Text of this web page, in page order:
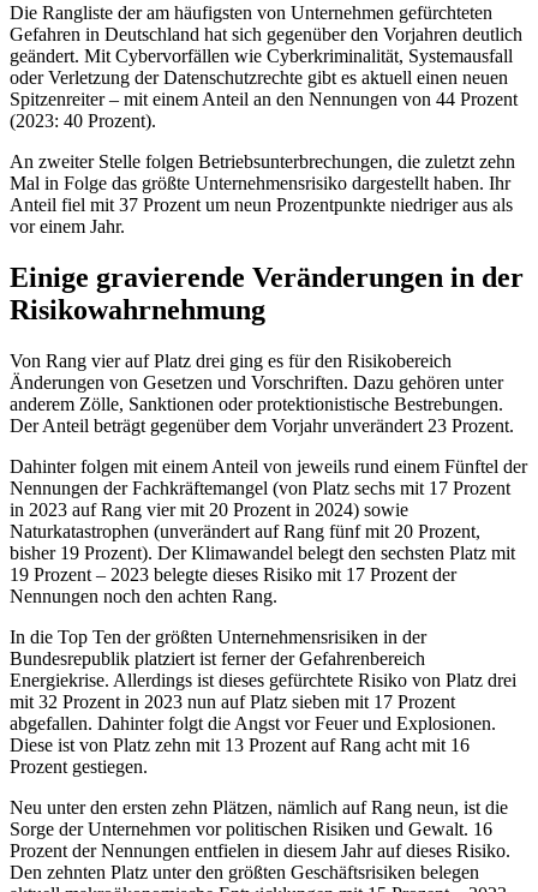
Die Rangliste der am häufigsten von Unternehmen gefürchteten
Gefahren in Deutschland hat sich gegenüber den Vorjahren deutlich
geändert. Mit Cybervorfällen wie Cyberkriminalität, Systemausfall
oder Verletzung der Datenschutzrechte gibt es aktuell einen neuen
Spitzenreiter – mit einem Anteil an den Nennungen von 44 Prozent
(2023: 40 Prozent).
An zweiter Stelle folgen Betriebsunterbrechungen, die zuletzt zehn
Mal in Folge das größte Unternehmensrisiko dargestellt haben. Ihr
Anteil fiel mit 37 Prozent um neun Prozentpunkte niedriger aus als
vor einem Jahr.
Einige gravierende Veränderungen in der
Risikowahrnehmung
Von Rang vier auf Platz drei ging es für den Risikobereich
Änderungen von Gesetzen und Vorschriften. Dazu gehören unter
anderem Zölle, Sanktionen oder protektionistische Bestrebungen.
Der Anteil beträgt gegenüber dem Vorjahr unverändert 23 Prozent.
Dahinter folgen mit einem Anteil von jeweils rund einem Fünftel der
Nennungen der Fachkräftemangel (von Platz sechs mit 17 Prozent
in 2023 auf Rang vier mit 20 Prozent in 2024) sowie
Naturkatastrophen (unverändert auf Rang fünf mit 20 Prozent,
bisher 19 Prozent). Der Klimawandel belegt den sechsten Platz mit
19 Prozent – 2023 belegte dieses Risiko mit 17 Prozent der
Nennungen noch den achten Rang.
In die Top Ten der größten Unternehmensrisiken in der
Bundesrepublik platziert ist ferner der Gefahrenbereich
Energiekrise. Allerdings ist dieses gefürchtete Risiko von Platz drei
mit 32 Prozent in 2023 nun auf Platz sieben mit 17 Prozent
abgefallen. Dahinter folgt die Angst vor Feuer und Explosionen.
Diese ist von Platz zehn mit 13 Prozent auf Rang acht mit 16
Prozent gestiegen.
Neu unter den ersten zehn Plätzen, nämlich auf Rang neun, ist die
Sorge der Unternehmen vor politischen Risiken und Gewalt. 16
Prozent der Nennungen entfielen in diesem Jahr auf dieses Risiko.
Den zehnten Platz unter den größten Geschäftsrisiken belegen